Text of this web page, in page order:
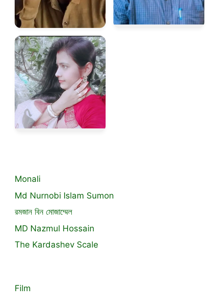
Monali
Md Nurnobi Islam Sumon
রমজান বিন মোজাম্মেল
MD Nazmul Hossain
The Kardashev Scale
Film